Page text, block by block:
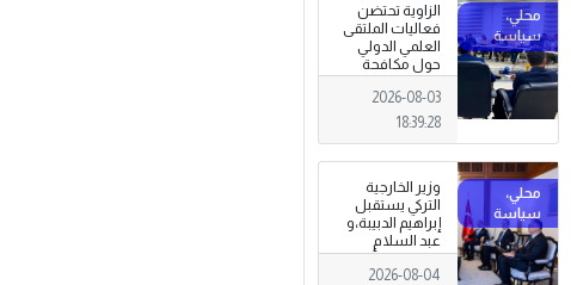
الزاوية تحتضن
فعاليات الملتقى
العلمي الدولي
حول مكافحة
الجرائم المالية
وتهديدات الأمن
القومي
2026-08-03
18:39:28
وزير الخارجية
التركي يستقبل
إبراهيم الدبيبة،و
عبد السلام
الزوبي في أنقرة
2026-08-04